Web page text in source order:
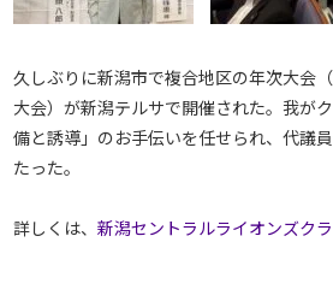
久しぶりに新潟市で複合地区の年次大会
大会）が新潟テルサで開催された。我が
備と誘導」のお手伝いを任せられ、代議
たった。
詳しくは、新潟セントラルライオンズク